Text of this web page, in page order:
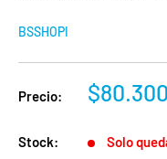
BSSHOPI
Precio:
Precio
venta
Stock: Solo